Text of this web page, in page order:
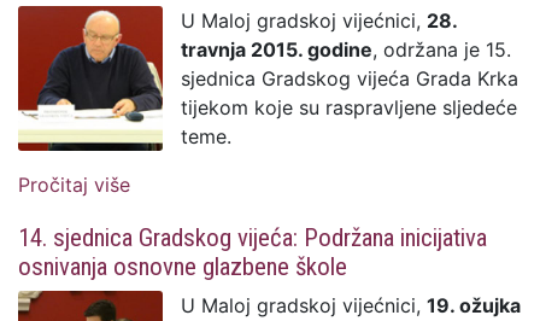
U Maloj gradskoj vijećnici, 28.
travnja 2015. godine, održana je 15.
sjednica Gradskog vijeća Grada Krka
tijekom koje su raspravljene sljedeće
teme.
Pročitaj više
otpadnih voda
14. sjednica Gradskog vijeća: Podržana inicijativa
osnivanja osnovne glazbene škole
U Maloj gradskoj vijećnici, 19. ožujka